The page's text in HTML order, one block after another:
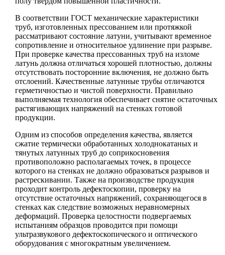
В соответствии ГОСТ механические характеристики
труб, изготовленных прессованием или протяжкой
рассматривают состояние латуни, учитывают временное
сопротивление и относительное удлинение при разрыве.
При проверке качества прессованных труб на изломе
латунь должна отличаться хорошей плотностью, должны
отсутствовать посторонние включения, не должно быть
отслоений. Качественные латунные трубы отличаются
герметичностью и чистой поверхности. Правильно
выполняемая технология обеспечивает снятие остаточных
растягивающих напряжений на стенках готовой
продукции.
Одним из способов определения качества, является
сжатие термически обработанных холоднокатаных и
тянутых латунных труб до соприкосновения
противоположно располагаемых точек, в процессе
которого на стенках не должно образоваться разрывов и
растрескивании. Также на производстве продукция
проходит контроль дефектоскопии, проверку на
отсутствие остаточных напряжений, сохраняющегося в
стенках как следствие возможных неравномерных
деформаций. Проверка целостности подвергаемых
испытаниям образцов проводится при помощи
ультразвукового дефектоскопического и оптического
оборудования с многократным увеличением.